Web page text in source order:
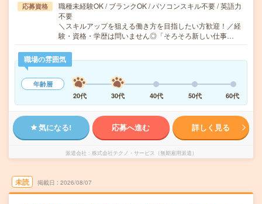
応募資格
職種未経験OK / ブランクOK / パソコンスキル不要 / 英語力
不要
＼スキルアップを狙える働き方を目指したい方歓迎！／経
験・資格・学歴は問いません◎「そろそろ新しい仕事…
職場の雰囲気
年齢層
20代
30代 40代 50代 60代
気になる! 応募へ進む 詳しく見る
派遣会社 株式会社テクノ・サービス（無期雇用派遣）
未読 掲載日 2026/08/07